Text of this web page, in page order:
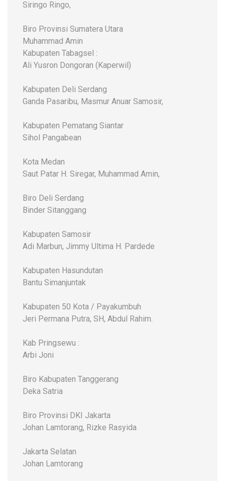
Siringo Ringo,
Biro Provinsi Sumatera Utara
Muhammad Amin
Kabupaten Tabagsel :
Ali Yusron Dongoran (Kaperwil)
Kabupaten Deli Serdang
Ganda Pasaribu, Masmur Anuar Samosir,
Kabupaten Pematang Siantar
Sihol Pangabean
Kota Medan
Saut Patar H. Siregar, Muhammad Amin,
Biro Deli Serdang
Binder Sitanggang
Kabupaten Samosir
Adi Marbun, Jimmy Ultima H. Pardede
Kabupaten Hasundutan
Bantu Simanjuntak
Kabupaten 50 Kota / Payakumbuh
Jeri Permana Putra, SH, Abdul Rahim.
Kab Pringsewu :
Arbi Joni
Biro Kabupaten Tanggerang
Deka Satria
Biro Provinsi DKI Jakarta
Johan Lamtorang, Rizke Rasyida
Jakarta Selatan
Johan Lamtorang